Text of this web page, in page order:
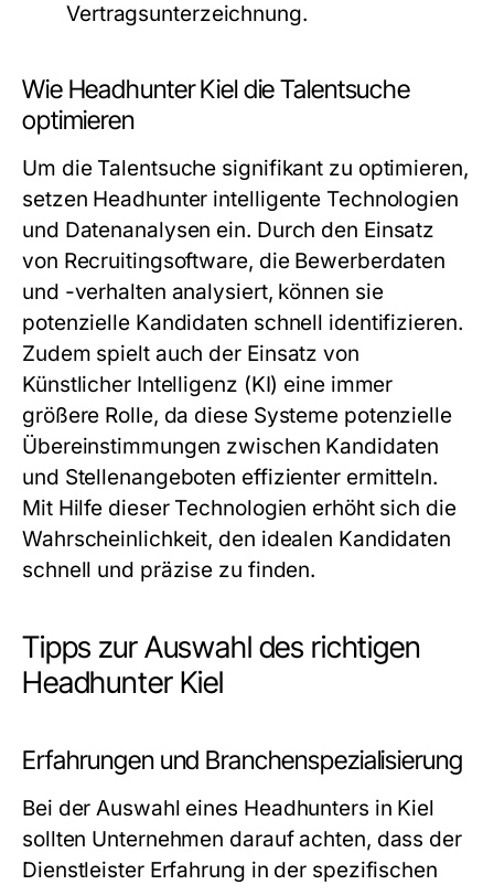
Vertragsunterzeichnung.
Wie Headhunter Kiel die Talentsuche
optimieren
Um die Talentsuche signifikant zu optimieren,
setzen Headhunter intelligente Technologien
und Datenanalysen ein. Durch den Einsatz
von Recruitingsoftware, die Bewerberdaten
und -verhalten analysiert, können sie
potenzielle Kandidaten schnell identifizieren.
Zudem spielt auch der Einsatz von
Künstlicher Intelligenz (KI) eine immer
größere Rolle, da diese Systeme potenzielle
Übereinstimmungen zwischen Kandidaten
und Stellenangeboten effizienter ermitteln.
Mit Hilfe dieser Technologien erhöht sich die
Wahrscheinlichkeit, den idealen Kandidaten
schnell und präzise zu finden.
Tipps zur Auswahl des richtigen
Headhunter Kiel
Erfahrungen und Branchenspezialisierung
Bei der Auswahl eines Headhunters in Kiel
sollten Unternehmen darauf achten, dass der
Dienstleister Erfahrung in der spezifischen